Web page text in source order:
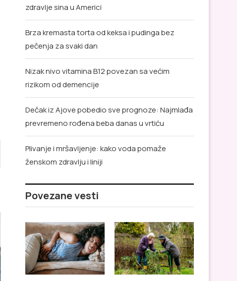
zdravlje sina u Americi
Brza kremasta torta od keksa i pudinga bez
pečenja za svaki dan
Nizak nivo vitamina B12 povezan sa većim
rizikom od demencije
Dečak iz Ajove pobedio sve prognoze: Najmlađa
prevremeno rođena beba danas u vrtiću
Plivanje i mršavljenje: kako voda pomaže
ženskom zdravlju i liniji
Povezane vesti